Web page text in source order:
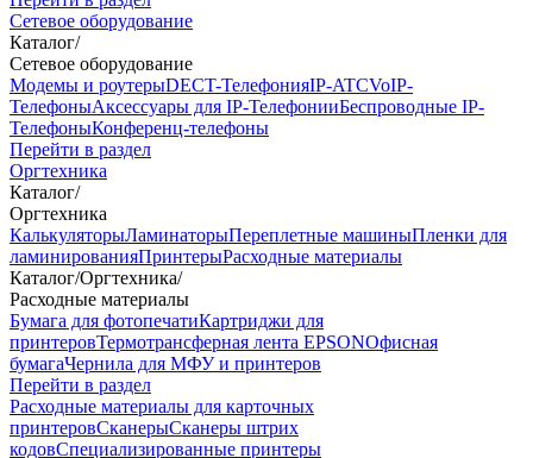
Сетевое оборудование
Каталог/
Сетевое оборудование
Модемы и роутерыDECT-ТелефонияIP-ATCVoIP-
ТелефоныАксессуары для IP-ТелефонииБеспроводные IP-
ТелефоныКонференц-телефоны
Перейти в раздел
Оргтехника
Каталог/
Оргтехника
КалькуляторыЛаминаторыПереплетные машиныПленки для
ламинированияПринтерыРасходные материалы
Каталог/Оргтехника/
Расходные материалы
Бумага для фотопечатиКартриджи для
принтеровТермотрансферная лента EPSONОфисная
бумагаЧернила для МФУ и принтеров
Перейти в раздел
Расходные материалы для карточных
принтеровСканерыСканеры штрих
кодовСпециализированные принтеры